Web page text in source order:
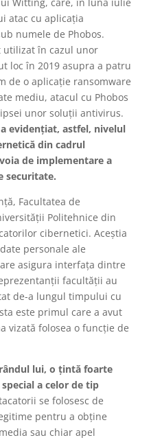
atac cu aplicația
numele de Phobos.
utilizat în cazul unor
loc în 2019 asupra a patru
de o aplicație ransomware
mediu, atacul cu Phobos
unor soluții antivirus.
evidențiat, astfel, nivelul
din cadrul
de implementare a
securitate.
Facultatea de
Politehnice din
cibernetici. Aceștia
personale ale
asigura interfața dintre
facultății au
de-a lungul timpului cu
este primul care a avut
vizată folosea o funcție de
lui, o țintă foarte
a celor de tip
se folosesc de
pentru a obține
sau chiar apel